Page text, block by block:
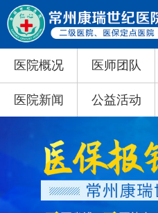
医院概况 医师团队
医院新闻 公益活动